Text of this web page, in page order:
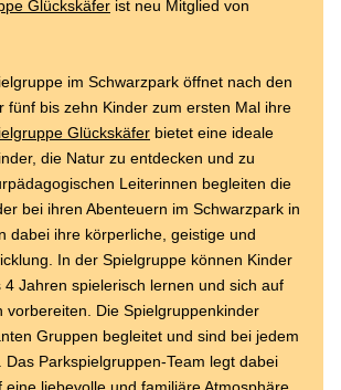
Glückskäfer ist neu Mitglied von
im Schwarzpark öffnet nach den
fünf bis zehn Kinder zum ersten Mal ihre
Glückskäfer bietet eine ideale
die Natur zu entdecken und zu
Leiterinnen begleiten die
bei ihren Abenteuern im Schwarzpark in
dabei ihre körperliche, geistige und
In der Spielgruppe können Kinder
4 Jahren spielerisch lernen und sich auf
vorbereiten. Die Spielgruppenkinder
Gruppen begleitet und sind bei jedem
Das Parkspielgruppen-Team legt dabei